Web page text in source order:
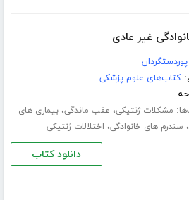
غیر عادی
کتاب‌های علوم پزشکی
مشکلات ژنتیکی، عقب ماندگی،بیماری های
، سندرم های خانوادگی، اختلالات ژنتیکی
دانلود کتاب